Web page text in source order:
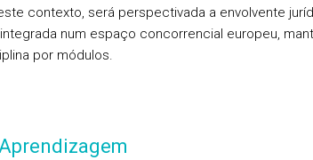
contexto, será perspectivada a envolvente
num espaço concorrencial europeu,
por módulos.